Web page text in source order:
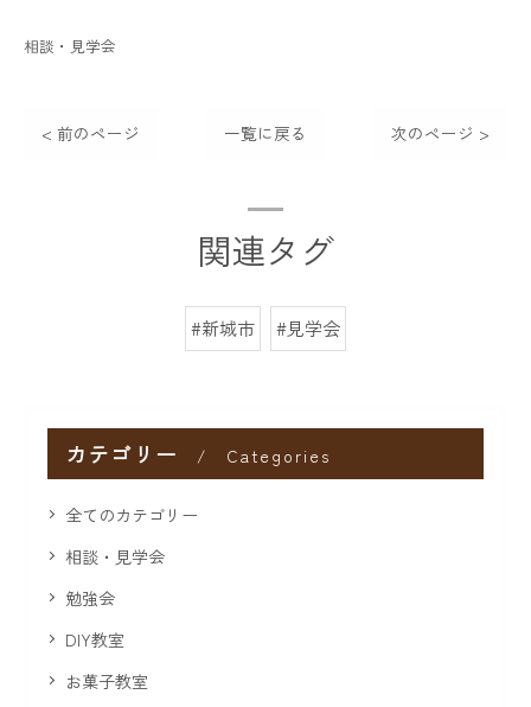
相談・見学会
< 前のページ 一覧に戻る 次のページ >
関連タグ
#新城市 #見学会
カテゴリー Categories
全てのカテゴリー
相談・見学会
勉強会
DIY教室
お菓子教室